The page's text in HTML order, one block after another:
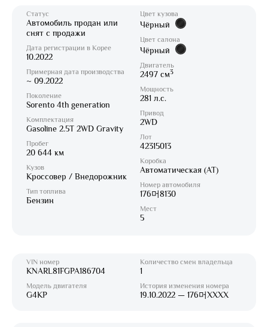
Статус
Автомобиль продан или
снят с продажи
Дата регистрации в Корее
10.2022
Примерная дата производства
~ 09.2022
Поколение
Sorento 4th generation
Комплектация
Gasoline 2.5T 2WD Gravity
Пробег
20 644 км
Кузов
Кроссовер / Внедорожник
Тип топлива
Бензин
Цвет кузова
Чёрный
Цвет салона
Чёрный
Двигатель
2497 см3
Мощность
281 л.с.
Привод
2WD
Лот
42315013
Коробка
Автоматическая (AT)
Номер автомобиля
176머8130
Мест
5
VIN номер
KNARL81FGPA186704
Модель двигателя
G4KP
Количество смен владельца
1
История изменения номера
19.10.2022 — 176머XXXX